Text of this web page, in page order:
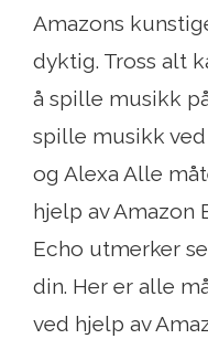
Amazons
dyktig. Tross alt
å spille musikk
spille musikk
og Alexa Alle
hjelp av Amazon
Echo utmerker
din. Her er alle
ved hjelp av